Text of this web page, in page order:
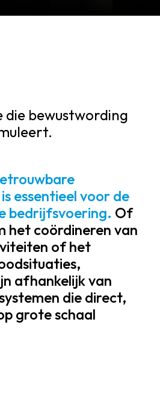
die bewustwording
essentieel voor de
bedrijfsvoering. Of
het coördineren van
of het
afhankelijk van
die direct,
grote schaal